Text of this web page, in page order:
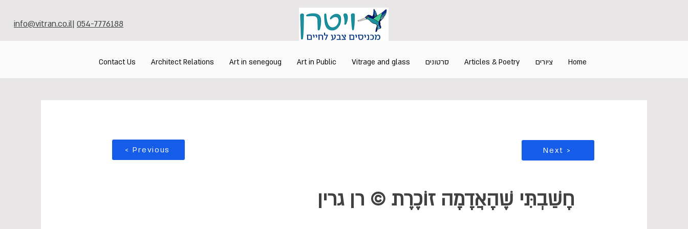
info@vitran.co.il| 054-7776188
Home ציורים Articles & Poetry סרטונים Vitrage and glass
Art in Public
Art in senegoug
Architect Relations
Contact Us
< Previous Next >
חָשַׁבְתִּי שֶׁהָאֲדָמָה זוֹכֶרֶת © רן גרין